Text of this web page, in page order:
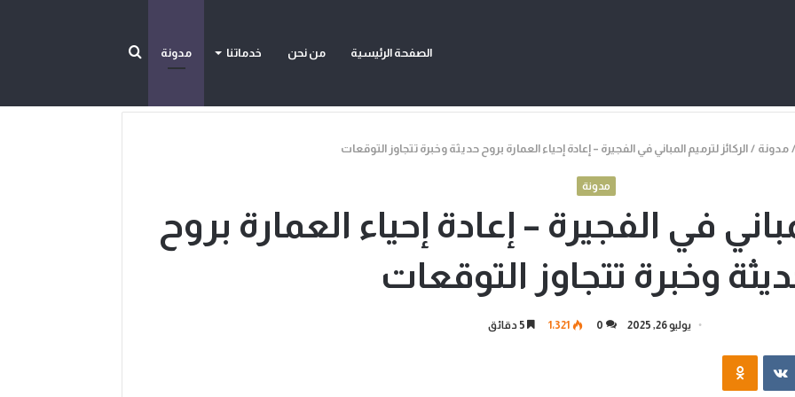
الصفحة الرئيسية من نحن خدماتنا مدونة
/ مدونة / الركائز لترميم المباني في الفجيرة – إعادة إحياء العمارة بروح حديثة وخبرة تتجاوز التوقعات
مدونة
في الفجيرة – إعادة إحياء العمارة بروح
وخبرة تتجاوز التوقعات
يوليو 26, 2025 0 1٬321
‏VKontakte